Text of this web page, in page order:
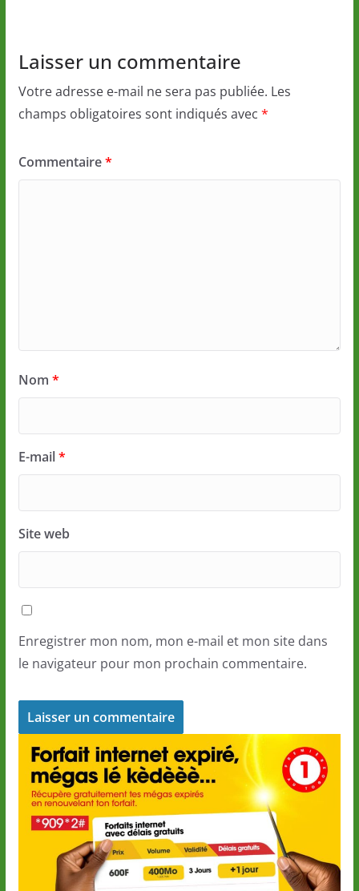
Laisser un commentaire
Votre adresse e-mail ne sera pas publiée. Les
champs obligatoires sont indiqués avec *
Commentaire*
Nom *
E-mail*
Site web
Enregistrer mon nom, mon e-mail et mon site dans
le navigateur pour mon prochain commentaire.